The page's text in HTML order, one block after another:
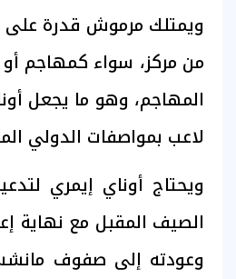
ويمتلك مرموش قدرة على
من مركز، سواء كمهاجم
المهاجم، وهو ما يجعل
لاعب بمواصفات الدولي
ويحتاج أوناي إيمري
الصيف المقبل مع نهاية
وعودته إلى صفوف